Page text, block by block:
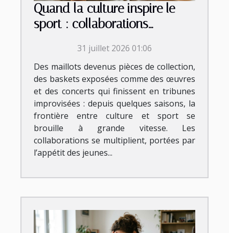
Quand la culture inspire le
sport : collaborations
émergentes31 juillet 2026 01:06
Des maillots devenus pièces de collection,
des baskets exposées comme des œuvres
et des concerts qui finissent en tribunes
improvisées : depuis quelques saisons, la
frontière entre culture et sport se
brouille à grande vitesse. Les
collaborations se multiplient, portées par
l’appétit des jeunes...